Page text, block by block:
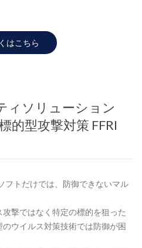
はこちら
ィソリューション
的型攻撃対策 FFRI
フトだけでは、防御できないマル
撃ではなく特定の標的を狙った
ウイルス対策技術では防御が困